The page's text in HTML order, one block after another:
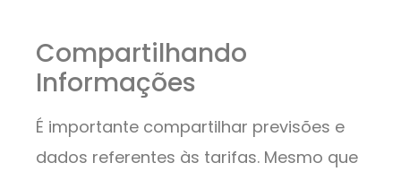
Compartilhando
Informações
É importante compartilhar previsões e
dados referentes às tarifas. Mesmo que